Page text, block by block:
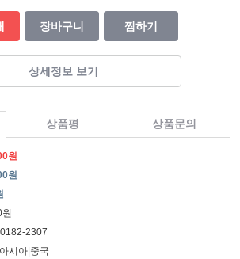
장바구니 찜하기
상세정보 보기
상품평 상품문의
원
원
2307
시아|중국